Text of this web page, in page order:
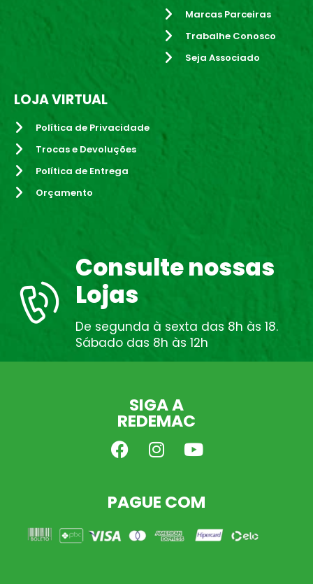
Marcas Parceiras
Trabalhe Conosco
Seja Associado
LOJA VIRTUAL
Política de Privacidade
Trocas e Devoluções
Política de Entrega
Orçamento
Consulte nossas
Lojas
De segunda à sexta das 8h às 18.
Sábado das 8h às 12h
SIGA A
REDEMAC
PAGUE COM